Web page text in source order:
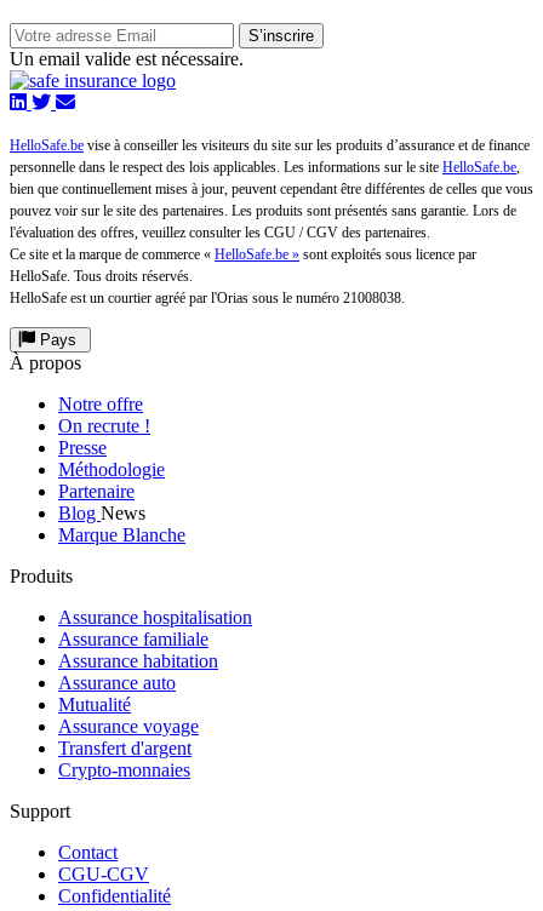
S’inscrire
Un email valide est nécessaire.
HelloSafe.be vise à conseiller les visiteurs du site sur les produits d’assurance et de finance
personnelle dans le respect des lois applicables. Les informations sur le site HelloSafe.be,
bien que continuellement mises à jour, peuvent cependant être différentes de celles que vous
pouvez voir sur le site des partenaires. Les produits sont présentés sans garantie. Lors de
l'évaluation des offres, veuillez consulter les CGU / CGV des partenaires.
Ce site et la marque de commerce « HelloSafe.be » sont exploités sous licence par
HelloSafe. Tous droits réservés.
HelloSafe est un courtier agréé par l'Orias sous le numéro 21008038.
Pays
À propos
Notre offre
On recrute !
Presse
Méthodologie
Partenaire
Blog News
Marque Blanche
Produits
Assurance hospitalisation
Assurance familiale
Assurance habitation
Assurance auto
Mutualité
Assurance voyage
Transfert d'argent
Crypto-monnaies
Support
Contact
CGU-CGV
Confidentialité